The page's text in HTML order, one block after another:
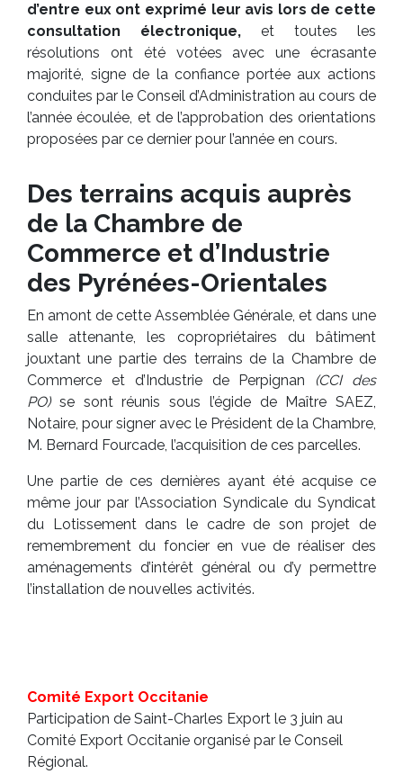
d’entre eux ont exprimé leur avis lors de cette
consultation électronique, et toutes les
résolutions ont été votées avec une écrasante
majorité, signe de la confiance portée aux actions
conduites par le Conseil d’Administration au cours de
l’année écoulée, et de l’approbation des orientations
proposées par ce dernier pour l’année en cours.
Des terrains acquis auprès
de la Chambre de
Commerce et d’Industrie
des Pyrénées-Orientales
En amont de cette Assemblée Générale, et dans une
salle attenante, les copropriétaires du bâtiment
jouxtant une partie des terrains de la Chambre de
Commerce et d’Industrie de Perpignan (CCI des
PO) se sont réunis sous l’égide de Maître SAEZ,
Notaire, pour signer avec le Président de la Chambre,
M. Bernard Fourcade, l’acquisition de ces parcelles.
Une partie de ces dernières ayant été acquise ce
même jour par l’Association Syndicale du Syndicat
du Lotissement dans le cadre de son projet de
remembrement du foncier en vue de réaliser des
aménagements d’intérêt général ou d’y permettre
l’installation de nouvelles activités.
Comité Export Occitanie
Participation de Saint-Charles Export le 3 juin au
Comité Export Occitanie organisé par le Conseil
Régional.